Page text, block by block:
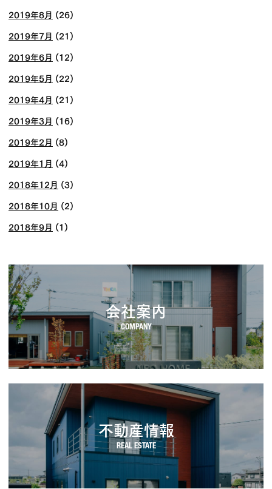
2019年8月 (26)
2019年7月 (21)
2019年6月 (12)
2019年5月 (22)
2019年4月 (21)
2019年3月 (16)
2019年2月 (8)
2019年1月 (4)
2018年12月 (3)
2018年10月 (2)
2018年9月 (1)
会社案内
不動産情報